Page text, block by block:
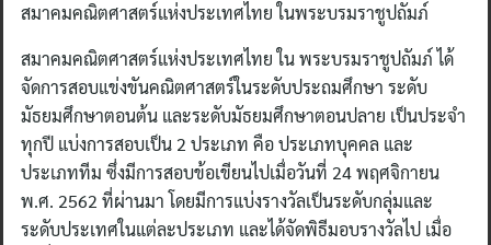
สมาคมคณิตศาสตร์แห่งประเทศไทย ในพระบรมราชูปถัมภ์
สมาคมคณิตศาสตร์แห่งประเทศไทย ใน พระบรมราชูปถัมภ์ ได้
จัดการสอบแข่งขันคณิตศาสตร์ในระดับประถมศึกษา ระดับ
มัธยมศึกษาตอนต้น และระดับมัธยมศึกษาตอนปลาย เป็นประจำ
ทุกปี แบ่งการสอบเป็น 2 ประเภท คือ ประเภทบุคคล และ
ประเภททีม ซึ่งมีการสอบข้อเขียนไปเมื่อวันที่ 24 พฤศจิกายน
พ.ศ. 2562 ที่ผ่านมา โดยมีการแบ่งรางวัลเป็นระดับกลุ่มและ
ระดับประเทศในแต่ละประเภท และได้จัดพิธีมอบรางวัลไป เมื่อ